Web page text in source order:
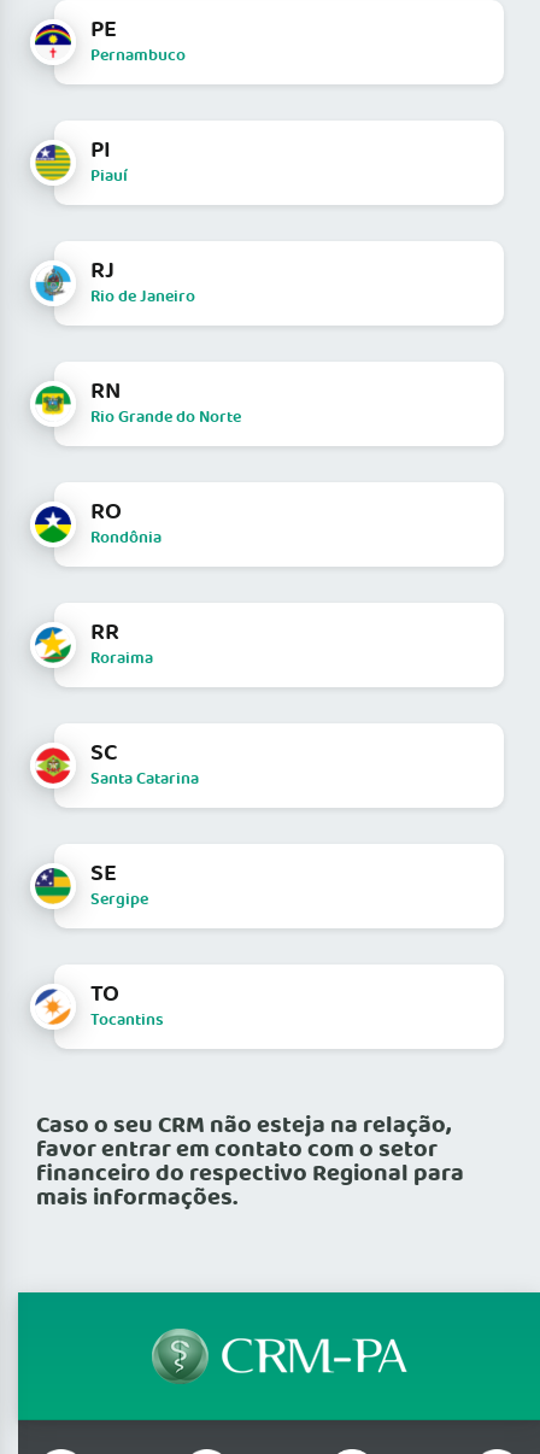
PE
Pernambuco
PI
Piauí
RJ
Rio de Janeiro
RN
Rio Grande do Norte
RO
Rondônia
RR
Roraima
SC
Santa Catarina
SE
Sergipe
TO
Tocantins
Caso o seu CRM não esteja na relação,
favor entrar em contato com o setor
financeiro do respectivo Regional para
mais informações.